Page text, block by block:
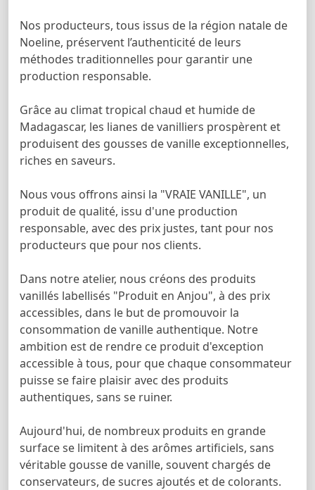
Nos producteurs, tous issus de la région natale de
Noeline, préservent l’authenticité de leurs
méthodes traditionnelles pour garantir une
production responsable.
Grâce au climat tropical chaud et humide de
Madagascar, les lianes de vanilliers prospèrent et
produisent des gousses de vanille exceptionnelles,
riches en saveurs.
Nous vous offrons ainsi la "VRAIE VANILLE", un
produit de qualité, issu d'une production
responsable, avec des prix justes, tant pour nos
producteurs que pour nos clients.
Dans notre atelier, nous créons des produits
vanillés labellisés "Produit en Anjou", à des prix
accessibles, dans le but de promouvoir la
consommation de vanille authentique. Notre
ambition est de rendre ce produit d'exception
accessible à tous, pour que chaque consommateur
puisse se faire plaisir avec des produits
authentiques, sans se ruiner.
Aujourd'hui, de nombreux produits en grande
surface se limitent à des arômes artificiels, sans
véritable gousse de vanille, souvent chargés de
conservateurs, de sucres ajoutés et de colorants.